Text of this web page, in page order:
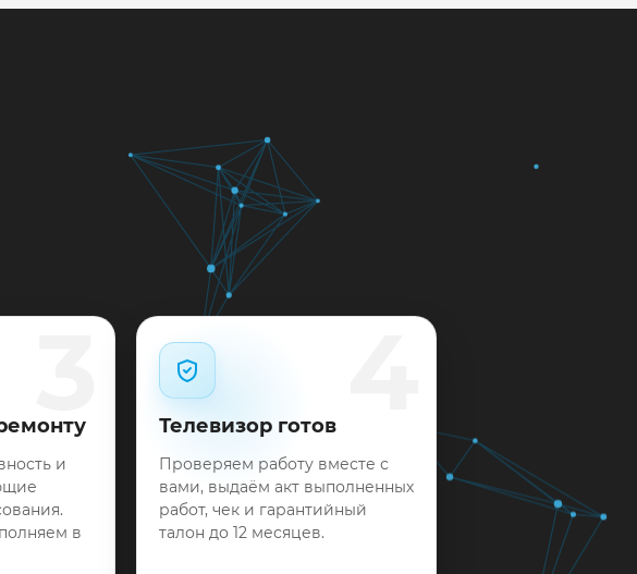
— подскажем ориентир по сроку и
и
в
Телевизор готов
Проверяем работу вместе с
вами, выдаём акт выполненных
работ, чек и гарантийный
талон до 12 месяцев.